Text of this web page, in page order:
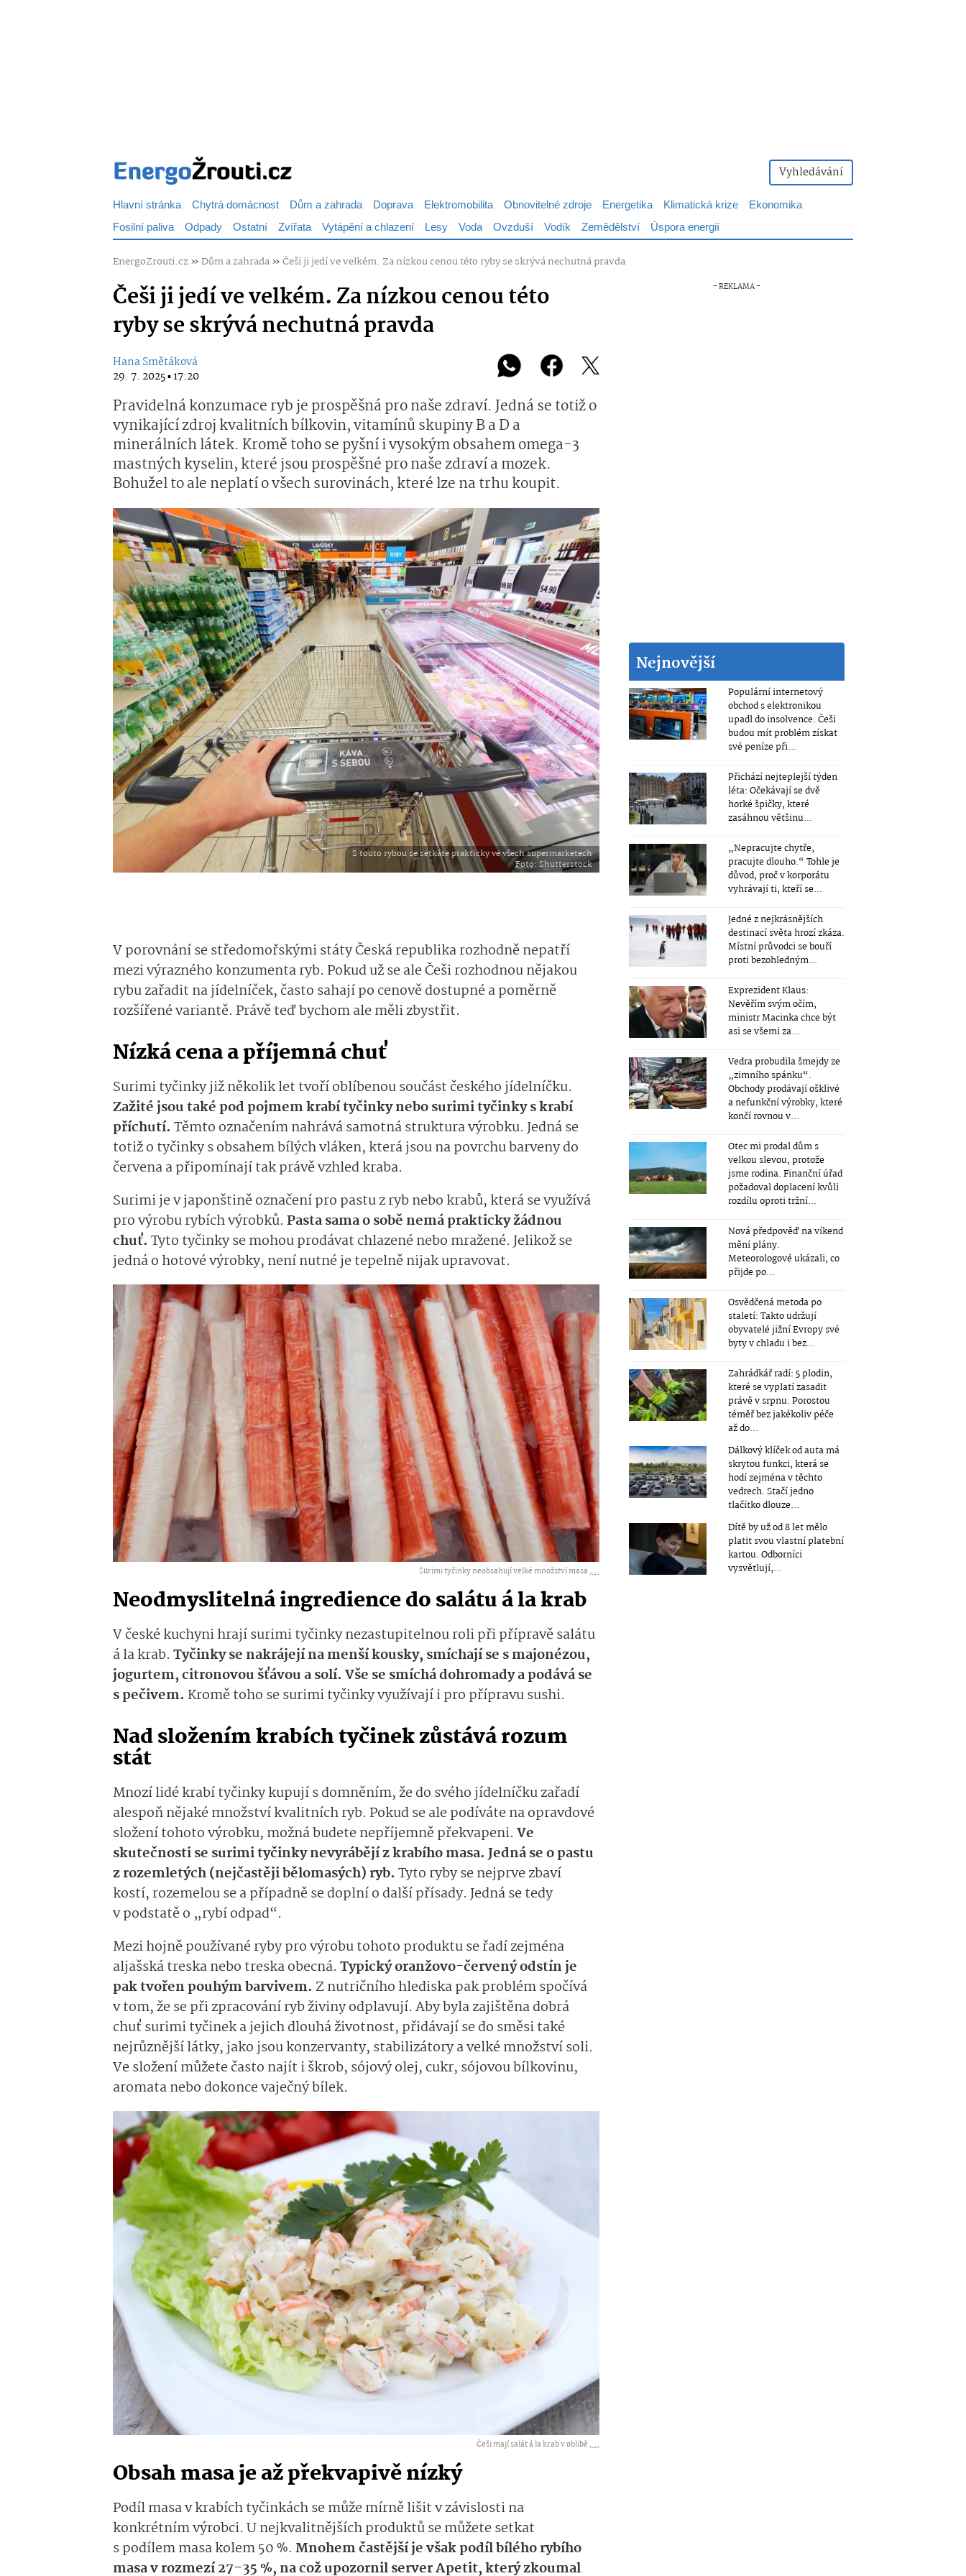
Vyhledávání
Hlavní stránka Chytrá domácnost Dům a zahrada Doprava Elektromobilita Obnovitelné zdroje Energetika Klimatická krize
Ekonomika
Fosilní paliva Odpady Ostatní Zvířata Vytápění a chlazení Lesy Voda Ovzduší Vodík Zemědělství Úspora energií
EnergoZrouti.cz»Dům a zahrada»Češi ji jedí ve velkém. Za nízkou cenou této ryby se skrývá nechutná pravda
Češi ji jedí ve velkém. Za nízkou cenou této
ryby se skrývá nechutná pravda
Hana Smětáková
29. 7. 2025 ▪ 17:20
Pravidelná konzumace ryb je prospěšná pro naše zdraví. Jedná se totiž o
vynikající zdroj kvalitních bílkovin, vitamínů skupiny B a D a
minerálních látek. Kromě toho se pyšní i vysokým obsahem omega-3
mastných kyselin, které jsou prospěšné pro naše zdraví a mozek.
Bohužel to ale neplatí o všech surovinách, které lze na trhu koupit.
S touto rybou se setkáte prakticky ve všech supermarketech
Foto: Shutterstock
V porovnání se středomořskými státy Česká republika rozhodně nepatří
mezi výrazného konzumenta ryb. Pokud už se ale Češi rozhodnou nějakou
rybu zařadit na jídelníček, často sahají po cenově dostupné a poměrně
rozšířené variantě. Právě teď bychom ale měli zbystřit.
Nízká cena a příjemná chuť
Surimi tyčinky již několik let tvoří oblíbenou součást českého jídelníčku.
Zažité jsou také pod pojmem krabí tyčinky nebo surimi tyčinky s krabí
příchutí. Těmto označením nahrává samotná struktura výrobku. Jedná se
totiž o tyčinky s obsahem bílých vláken, která jsou na povrchu barveny do
červena a připomínají tak právě vzhled kraba.
Surimi je v japonštině označení pro pastu z ryb nebo krabů, která se využívá
pro výrobu rybích výrobků. Pasta sama o sobě nemá prakticky žádnou
chuť. Tyto tyčinky se mohou prodávat chlazené nebo mražené. Jelikož se
jedná o hotové výrobky, není nutné je tepelně nijak upravovat.
Surimi tyčinky neobsahují velké množství masa ,...
Neodmyslitelná ingredience do salátu á la krab
V české kuchyni hrají surimi tyčinky nezastupitelnou roli při přípravě salátu
á la krab. Tyčinky se nakrájejí na menší kousky, smíchají se s majonézou,
jogurtem, citronovou šťávou a solí. Vše se smíchá dohromady a podává se
s pečivem. Kromě toho se surimi tyčinky využívají i pro přípravu sushi.
Nad složením krabích tyčinek zůstává rozum
stát
Mnozí lidé krabí tyčinky kupují s domněním, že do svého jídelníčku zařadí
alespoň nějaké množství kvalitních ryb. Pokud se ale podíváte na opravdové
složení tohoto výrobku, možná budete nepříjemně překvapeni. Ve
skutečnosti se surimi tyčinky nevyrábějí z krabího masa. Jedná se o pastu
z rozemletých (nejčastěji bělomasých) ryb. Tyto ryby se nejprve zbaví
kostí, rozemelou se a případně se doplní o další přísady. Jedná se tedy
v podstatě o „rybí odpad“.
Mezi hojně používané ryby pro výrobu tohoto produktu se řadí zejména
aljašská treska nebo treska obecná. Typický oranžovo-červený odstín je
pak tvořen pouhým barvivem. Z nutričního hlediska pak problém spočívá
v tom, že se při zpracování ryb živiny odplavují. Aby byla zajištěna dobrá
chuť surimi tyčinek a jejich dlouhá životnost, přidávají se do směsi také
nejrůznější látky, jako jsou konzervanty, stabilizátory a velké množství soli.
Ve složení můžete často najít i škrob, sójový olej, cukr, sójovou bílkovinu,
aromata nebo dokonce vaječný bílek.
Češi mají salát á la krab v oblibě ,...
Obsah masa je až překvapivě nízký
Podíl masa v krabích tyčinkách se může mírně lišit v závislosti na
konkrétním výrobci. U nejkvalitnějších produktů se můžete setkat
s podílem masa kolem 50 %. Mnohem častější je však podíl bílého rybího
masa v rozmezí 27–35 %, na což upozornil server Apetit, který zkoumal
Nejnovější
Populární internetový
obchod s elektronikou
upadl do insolvence. Češi
budou mít problém získat
své peníze při...
Přichází nejteplejší týden
léta: Očekávají se dvě
horké špičky, které
zasáhnou většinu...
„Nepracujte chytře,
pracujte dlouho.“ Tohle je
důvod, proč v korporátu
vyhrávají ti, kteří se...
Jedné z nejkrásnějších
destinací světa hrozí zkáza.
Místní průvodci se bouří
proti bezohledným...
Exprezident Klaus:
Nevěřím svým očím,
ministr Macinka chce být
asi se všemi za...
Vedra probudila šmejdy ze
„zimního spánku“.
Obchody prodávají ošklivé
a nefunkční výrobky, které
končí rovnou v...
Otec mi prodal dům s
velkou slevou, protože
jsme rodina. Finanční úřad
požadoval doplacení kvůli
rozdílu oproti tržní...
Nová předpověď na víkend
mění plány.
Meteorologové ukázali, co
přijde po...
Osvědčená metoda po
staletí: Takto udržují
obyvatelé jižní Evropy své
byty v chladu i bez...
Zahrádkář radí: 5 plodin,
které se vyplatí zasadit
právě v srpnu. Porostou
téměř bez jakékoliv péče
až do...
Dálkový klíček od auta má
skrytou funkci, která se
hodí zejména v těchto
vedrech. Stačí jedno
tlačítko dlouze...
Dítě by už od 8 let mělo
platit svou vlastní platební
kartou. Odborníci
vysvětlují,...